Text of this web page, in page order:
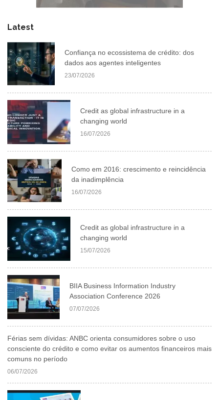
Latest
Confiança no ecossistema de crédito: dos
dados aos agentes inteligentes
23/07/2026
Credit as global infrastructure in a
changing world
16/07/2026
Como em 2016: crescimento e reincidência
da inadimplência
16/07/2026
Credit as global infrastructure in a
changing world
15/07/2026
BIIA Business Information Industry
Association Conference 2026
07/07/2026
Férias sem dívidas: ANBC orienta consumidores sobre o uso
consciente do crédito e como evitar os aumentos financeiros mais
comuns no período
06/07/2026